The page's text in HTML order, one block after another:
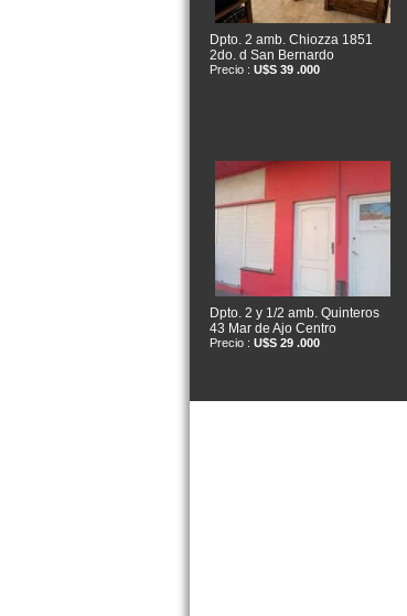
Dpto. 2 amb. Chiozza 1851
2do. d San Bernardo
Precio : U$S 39 .000
Dpto. 2 y 1/2 amb. Quinteros
43 Mar de Ajo Centro
Precio : U$S 29 .000